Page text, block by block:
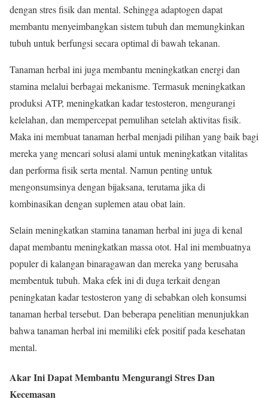
dengan stres fisik dan mental. Sehingga adaptogen dapat
membantu menyeimbangkan sistem tubuh dan memungkinkan
tubuh untuk berfungsi secara optimal di bawah tekanan.
Tanaman herbal ini juga membantu meningkatkan energi dan
stamina melalui berbagai mekanisme. Termasuk meningkatkan
produksi ATP, meningkatkan kadar testosteron, mengurangi
kelelahan, dan mempercepat pemulihan setelah aktivitas fisik.
Maka ini membuat tanaman herbal menjadi pilihan yang baik bagi
mereka yang mencari solusi alami untuk meningkatkan vitalitas
dan performa fisik serta mental. Namun penting untuk
mengonsumsinya dengan bijaksana, terutama jika di
kombinasikan dengan suplemen atau obat lain.
Selain meningkatkan stamina tanaman herbal ini juga di kenal
dapat membantu meningkatkan massa otot. Hal ini membuatnya
populer di kalangan binaragawan dan mereka yang berusaha
membentuk tubuh. Maka efek ini di duga terkait dengan
peningkatan kadar testosteron yang di sebabkan oleh konsumsi
tanaman herbal tersebut. Dan beberapa penelitian menunjukkan
bahwa tanaman herbal ini memiliki efek positif pada kesehatan
mental.
Akar Ini Dapat Membantu Mengurangi Stres Dan
Kecemasan